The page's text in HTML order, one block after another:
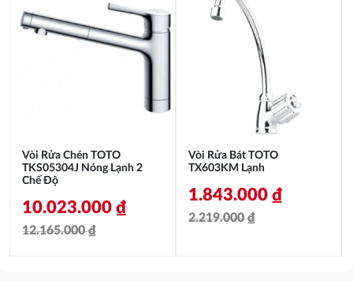
là:
8.110.000 ₫.
tại
8.237.000 ₫.
6.786.000 ₫.
Vòi Rửa Chén TOTO
TKS05304J Nóng Lạnh 2
Chế Độ
12.165.000₫
10.023.000 ₫
Vòi Rửa Bát TOTO
TX603KM Lạnh
2.219.000₫
1.843.000 ₫